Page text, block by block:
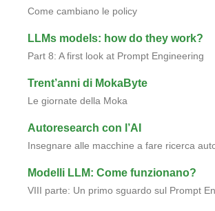
Come cambiano le policy
LLMs models: how do they work?
Part 8: A first look at Prompt Engineering
Trent’anni di MokaByte
Le giornate della Moka
Autoresearch con l’AI
Insegnare alle macchine a fare ricerca
Modelli LLM: Come funzionano?
VIII parte: Un primo sguardo sul Prompt